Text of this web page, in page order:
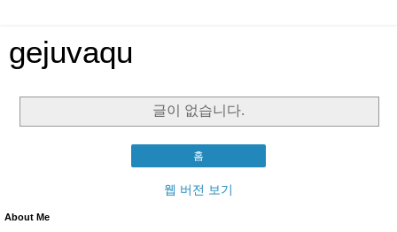
gejuvaqu
글이 없습니다.
홈
웹 버전 보기
About Me